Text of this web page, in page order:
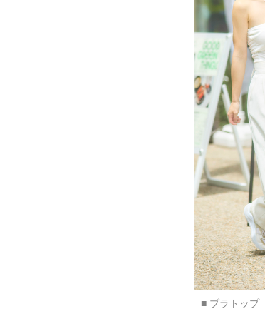
■ ブラトップ